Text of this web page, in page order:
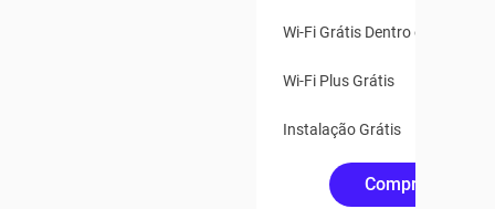
Wi-Fi Grátis Dentro e Fora de
Wi-Fi Plus Grátis
Instalação Grátis
Compre Online